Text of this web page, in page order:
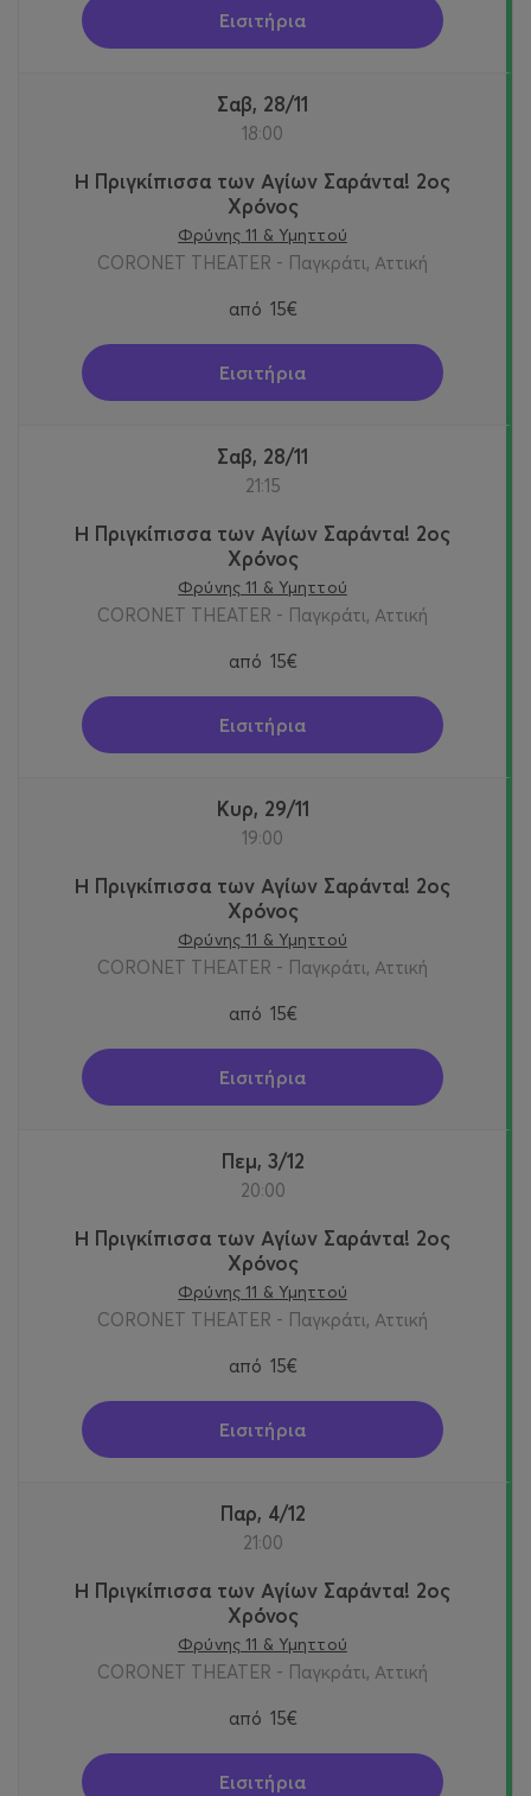
Εισιτήρια
Σαβ, 28/11
18:00
Η Πριγκίπισσα των Αγίων Σαράντα! 2oς
Χρόνος
Φρύνης 11 & Υμηττού
CORONET THEATER - Παγκράτι, Αττική
από 15€
Εισιτήρια
Σαβ, 28/11
21:15
Η Πριγκίπισσα των Αγίων Σαράντα! 2oς
Χρόνος
Φρύνης 11 & Υμηττού
CORONET THEATER - Παγκράτι, Αττική
από 15€
Εισιτήρια
Κυρ, 29/11
19:00
Η Πριγκίπισσα των Αγίων Σαράντα! 2oς
Χρόνος
Φρύνης 11 & Υμηττού
CORONET THEATER - Παγκράτι, Αττική
από 15€
Εισιτήρια
Πεμ, 3/12
20:00
Η Πριγκίπισσα των Αγίων Σαράντα! 2oς
Χρόνος
Φρύνης 11 & Υμηττού
CORONET THEATER - Παγκράτι, Αττική
από 15€
Εισιτήρια
Παρ, 4/12
21:00
Η Πριγκίπισσα των Αγίων Σαράντα! 2oς
Χρόνος
Φρύνης 11 & Υμηττού
CORONET THEATER - Παγκράτι, Αττική
από 15€
Εισιτήρια